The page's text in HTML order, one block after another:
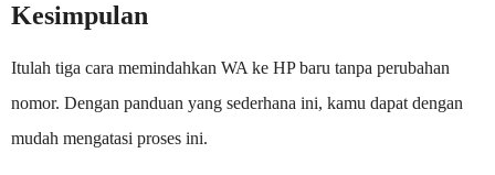
Kesimpulan
Itulah tiga cara memindahkan WA ke HP baru tanpa perubahan
nomor. Dengan panduan yang sederhana ini, kamu dapat dengan
mudah mengatasi proses ini.